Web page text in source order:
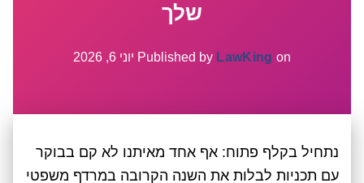
שלך
Published by LawKing on יוני 6, 2026
נתחיל בקלף פתוח: אף אחד מאיתנו לא קם בבוקר
עם תכניות לבלות את השנה הקרובה במרדף משפטי